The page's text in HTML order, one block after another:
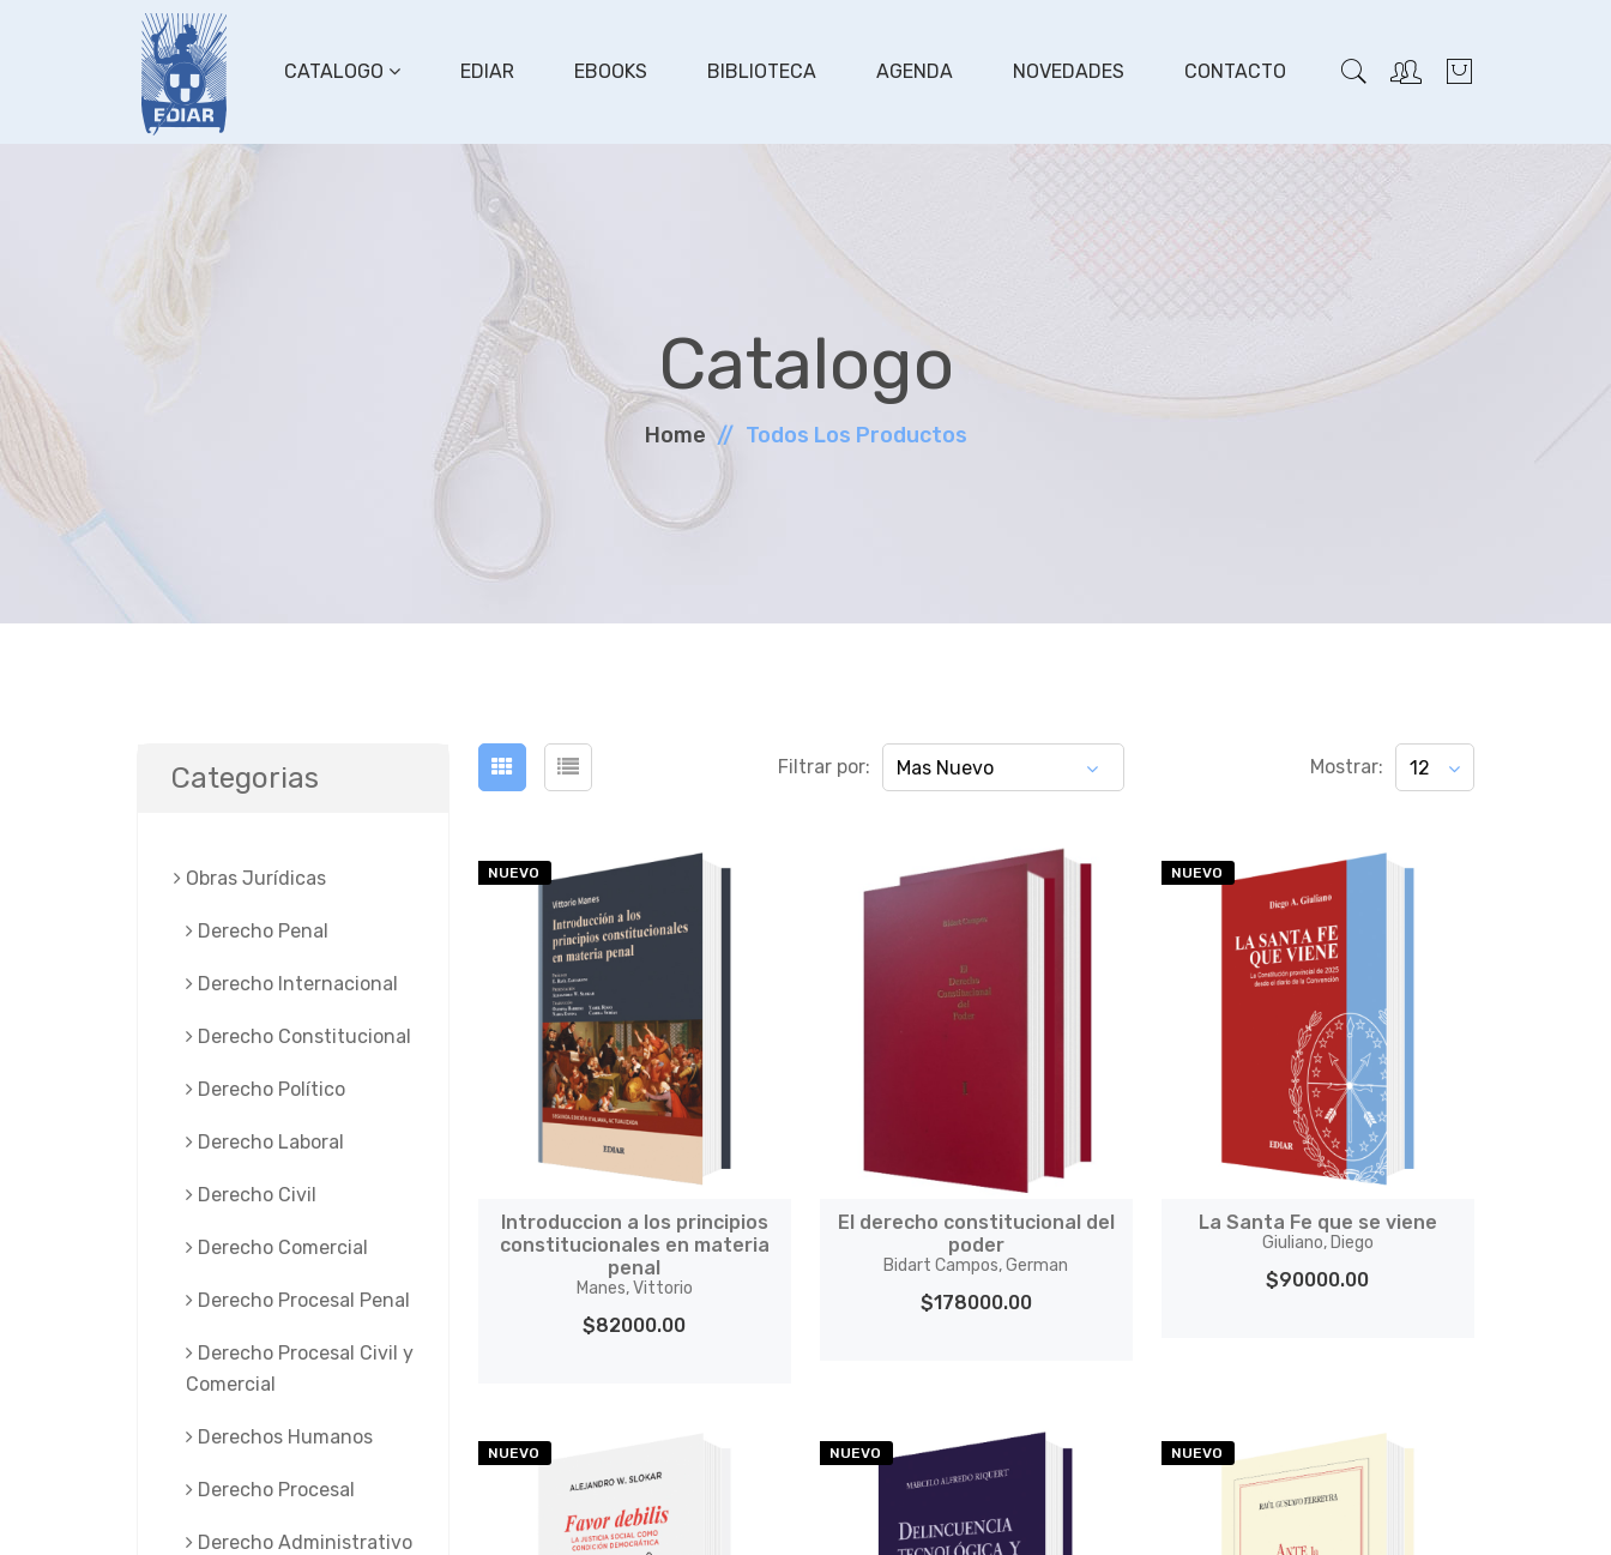
CATALOGO EDIAR EBOOKS BIBLIOTECA AGENDA NOVEDADES CONTACTO
Catalogo
Home Todos Los Productos
Filtrar por: Mas Nuevo Mostrar: 12
NUEVO
Introduccion a los principios
constitucionales en materia
penal
Manes, Vittorio
$82000.00
El derecho constitucional del
poder
Bidart Campos, German
$178000.00
NUEVO
La Santa Fe que se viene
Giuliano, Diego
$90000.00
NUEVO NUEVO NUEVO
Categorias
Obras Jurí­dicas
Derecho Penal
Derecho Internacional
Derecho Constitucional
Derecho Político
Derecho Laboral
Derecho Civil
Derecho Comercial
Derecho Procesal Penal
Derecho Procesal Civil y
Comercial
Derechos Humanos
Derecho Procesal
Derecho Administrativo